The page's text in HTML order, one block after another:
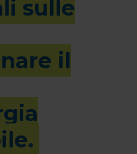
sulle
il